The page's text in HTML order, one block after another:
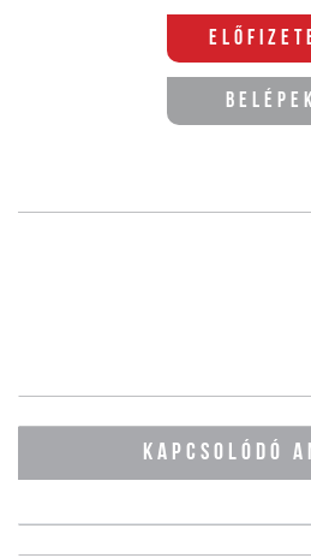
Belépek
KAPCSOLÓDÓ